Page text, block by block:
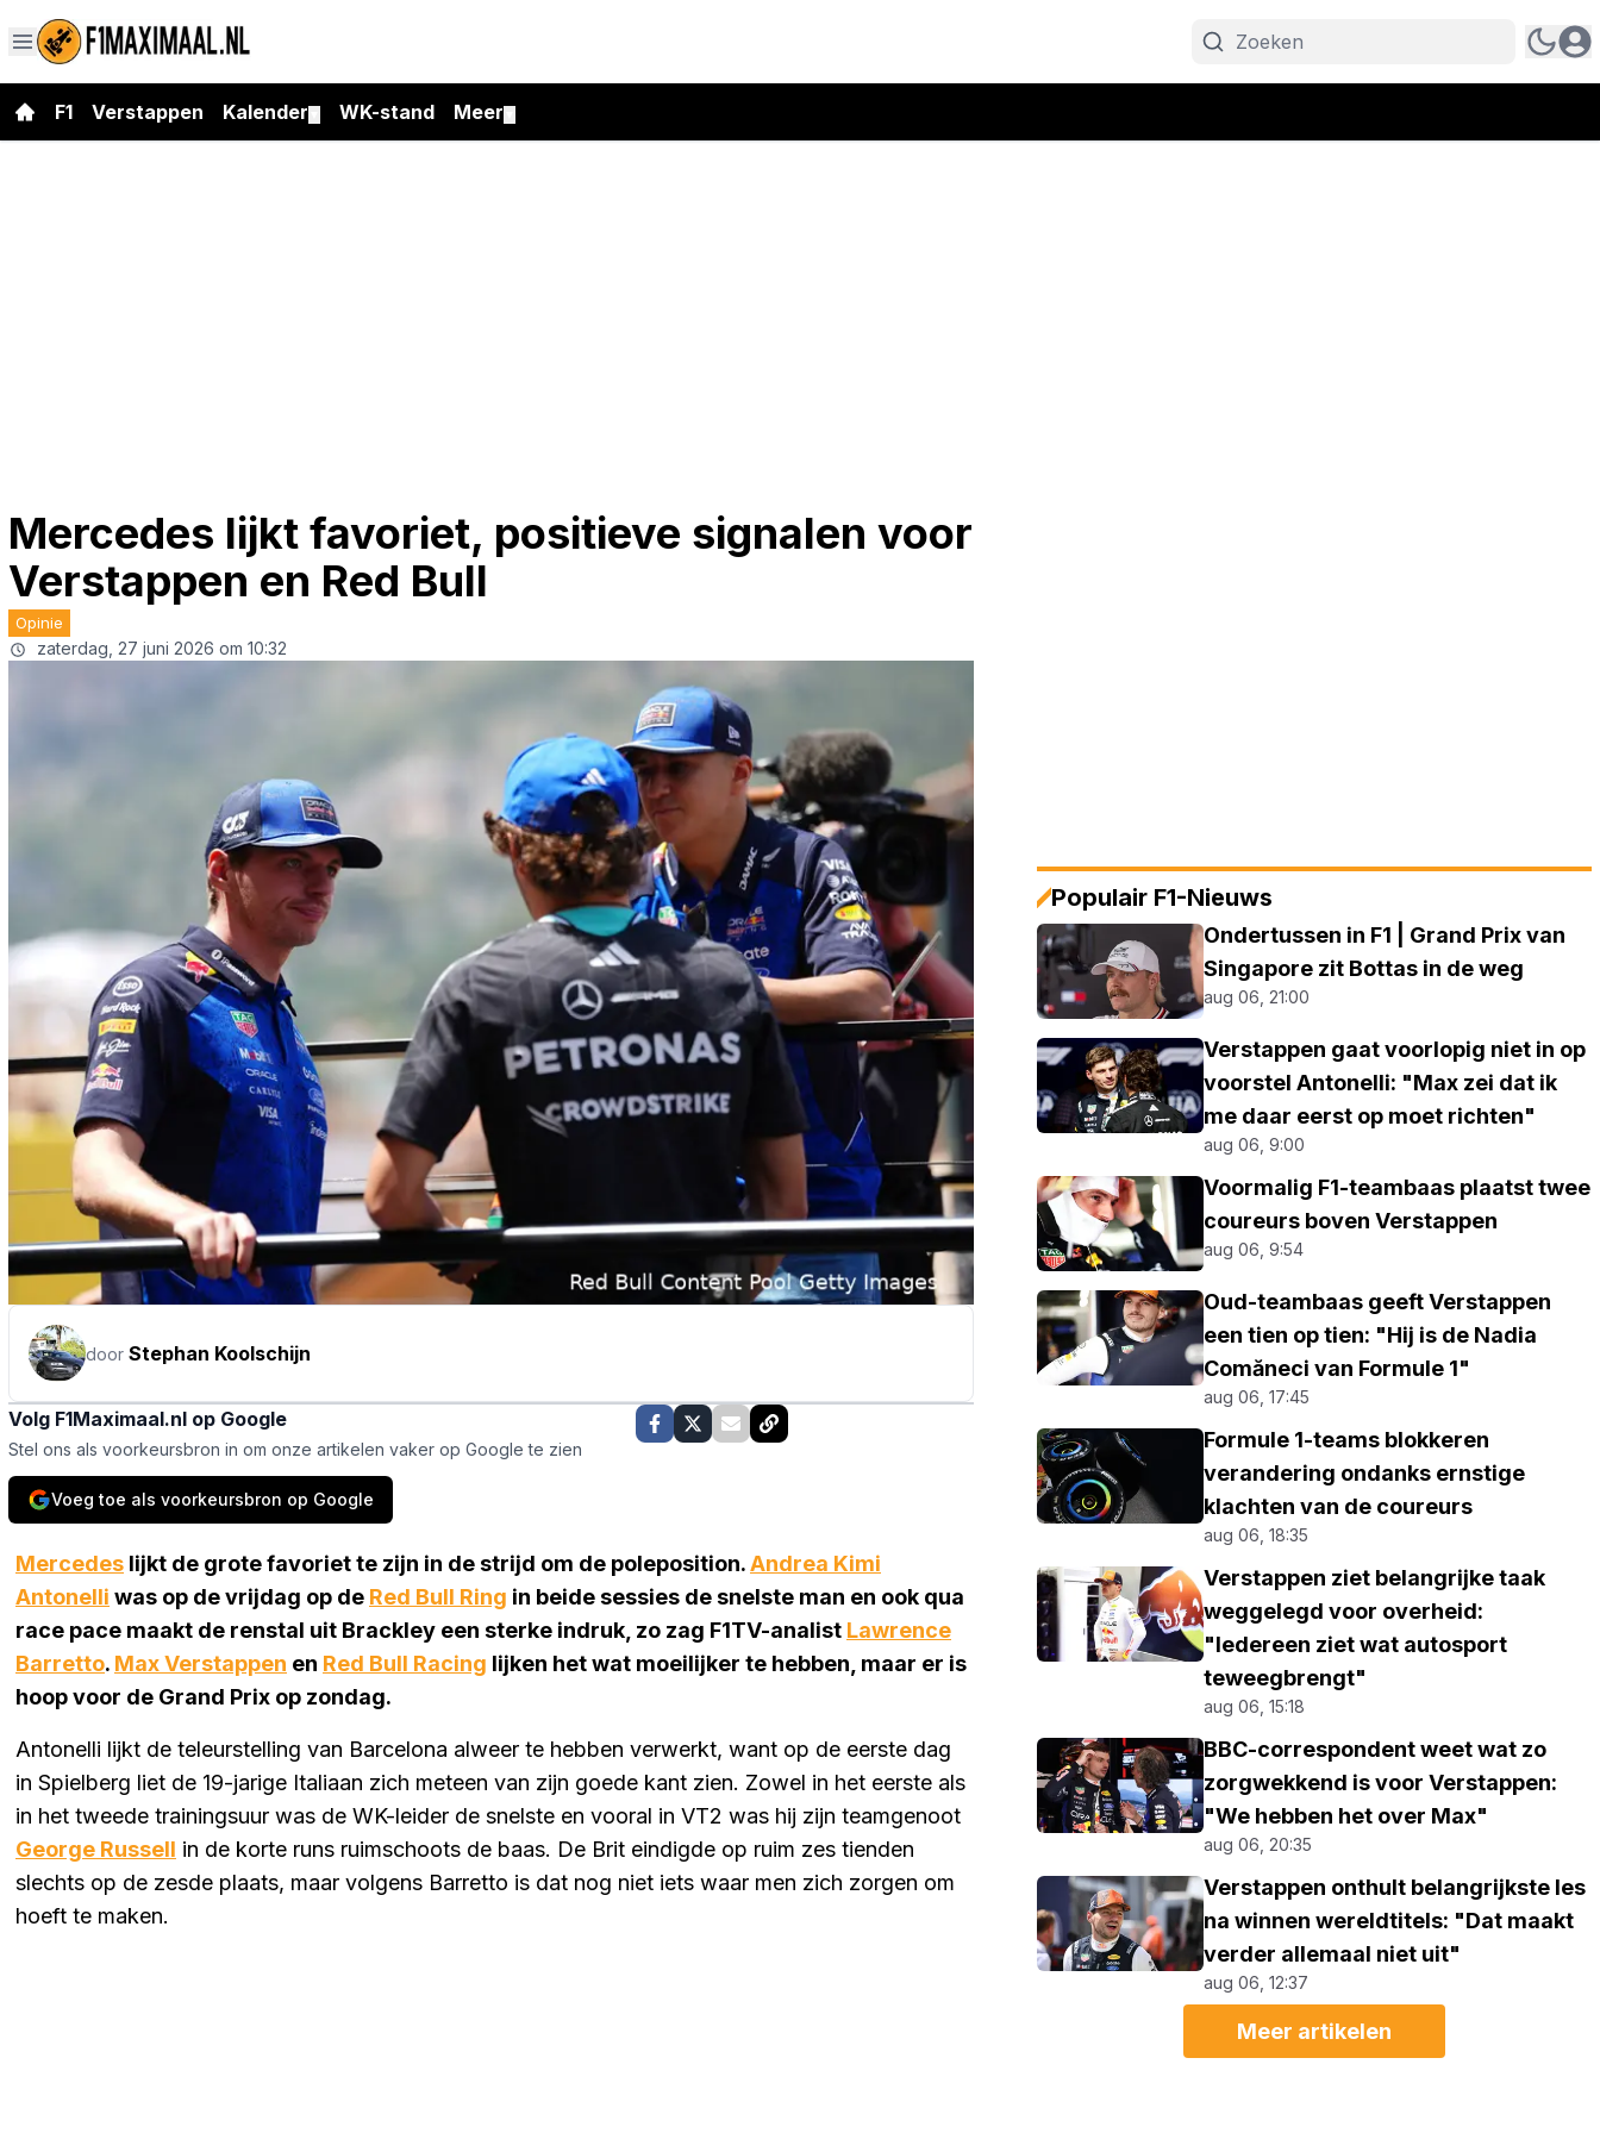
F1 Verstappen Kalender WK-stand Meer
Mercedes lijkt favoriet, positieve signalen voor
Verstappen en Red Bull
Opinie
zaterdag, 27 juni 2026 om 10:32
door Stephan Koolschijn
Volg F1Maximaal.nl op Google
Stel ons als voorkeursbron in om onze artikelen vaker op Google te zien
Voeg toe als voorkeursbron op Google
Mercedes lijkt de grote favoriet te zijn in de strijd om de poleposition.Andrea Kimi
Antonelli was op de vrijdag op de Red Bull Ring in beide sessies de snelste man en ook qua
race pace maakt de renstal uit Brackley een sterke indruk, zo zag F1TV-analist Lawrence
Barretto. Max Verstappen en Red Bull Racing lijken het wat moeilijker te hebben, maar er is
hoop voor de Grand Prix op zondag.
Antonelli lijkt de teleurstelling van Barcelona alweer te hebben verwerkt, want op de eerste dag
in Spielberg liet de 19-jarige Italiaan zich meteen van zijn goede kant zien. Zowel in het eerste als
in het tweede trainingsuur was de WK-leider de snelste en vooral in VT2 was hij zijn teamgenoot
George Russell in de korte runs ruimschoots de baas. De Brit eindigde op ruim zes tienden
slechts op de zesde plaats, maar volgens Barretto is dat nog niet iets waar men zich zorgen om
hoeft te maken.
Populair F1-Nieuws
Ondertussen in F1 | Grand Prix van
Singapore zit Bottas in de weg
aug 06, 21:00
Verstappen gaat voorlopig niet in op
voorstel Antonelli: "Max zei dat ik
me daar eerst op moet richten"
aug 06, 9:00
Voormalig F1-teambaas plaatst twee
coureurs boven Verstappen
aug 06, 9:54
Oud-teambaas geeft Verstappen
een tien op tien: "Hij is de Nadia
Comăneci van Formule 1"
aug 06, 17:45
Formule 1-teams blokkeren
verandering ondanks ernstige
klachten van de coureurs
aug 06, 18:35
Verstappen ziet belangrijke taak
weggelegd voor overheid:
"Iedereen ziet wat autosport
teweegbrengt"
aug 06, 15:18
BBC-correspondent weet wat zo
zorgwekkend is voor Verstappen:
"We hebben het over Max"
aug 06, 20:35
Verstappen onthult belangrijkste les
na winnen wereldtitels: "Dat maakt
verder allemaal niet uit"
aug 06, 12:37
Meer artikelen